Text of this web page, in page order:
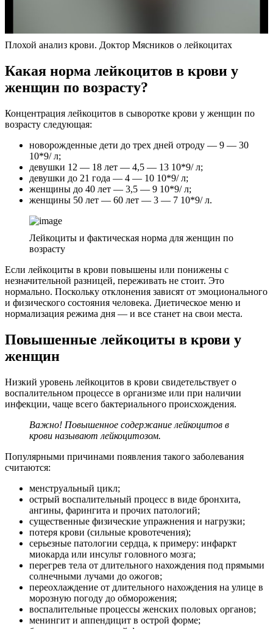
Плохой анализ крови. Доктор Мясников о лейкоцитах
Какая норма лейкоцитов в крови у
женщин по возрасту?
Концентрация лейкоцитов в сыворотке крови у женщин по
возрасту следующая:
новорожденные дети до трех дней отроду — 9 — 30
10*9/ л;
девушки 12 — 18 лет — 4,5 — 13 10*9/ л;
девушки до 21 года — 4 — 10 10*9/ л;
женщины до 40 лет — 3,5 — 9 10*9/ л;
женщины 50 лет — 60 лет — 3 — 7 10*9/ л.
Лейкоциты и фактическая норма для женщин по
возрасту
Если лейкоциты в крови повышены или понижены с
незначительной разницей, переживать не стоит. Это
нормально. Поскольку отклонения зависят от эмоционального
и физического состояния человека. Диетическое меню и
нормализация режима дня — и все станет на свои места.
Повышенные лейкоциты в крови у
женщин
Низкий уровень лейкоцитов в крови свидетельствует о
воспалительном процессе в организме или при наличии
инфекции, чаще всего бактериального происхождения.
Важно! Повышенное содержание лейкоцитов в
крови называют лейкоцитозом.
Популярными причинами появления такого заболевания
считаются:
менструальный цикл;
острый воспалительный процесс в виде бронхита,
ангины, фарингита и прочих патологий;
существенные физические упражнения и нагрузки;
потеря крови (сильные кровотечения);
серьезные патологии сердца, к примеру: инфаркт
миокарда или инсульт головного мозга;
перегрев тела от длительного нахождения под прямыми
солнечными лучами до ожогов;
переохлаждение от длительного нахождения на улице в
морозную погоду до обморожения;
воспалительные процессы женских половых органов;
менингит и аппендицит в острой форме;